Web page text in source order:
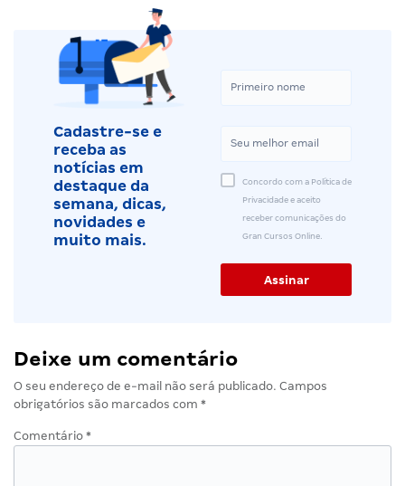
Cadastre-se e
receba as
notícias em
destaque da
semana, dicas,
novidades e
muito mais.
Concordo com a Política de
Privacidade e aceito
receber comunicações do
Gran Cursos Online.
Deixe um comentário
O seu endereço de e-mail não será publicado. Campos
obrigatórios são marcados com *
Comentário *